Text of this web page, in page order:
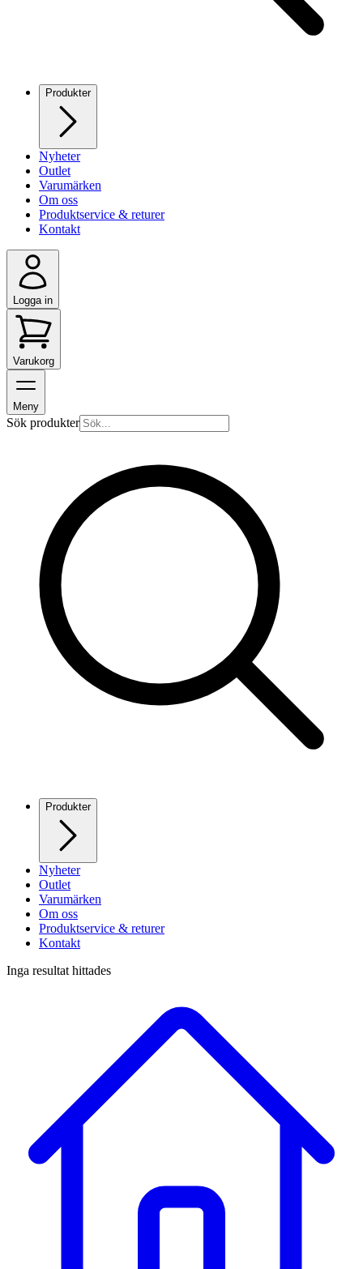
Produkter
Nyheter
Outlet
Varumärken
Om oss
Produktservice & returer
Kontakt
Logga in
Varukorg
Meny
Sök produkter
Produkter
Nyheter
Outlet
Varumärken
Om oss
Produktservice & returer
Kontakt
Inga resultat hittades